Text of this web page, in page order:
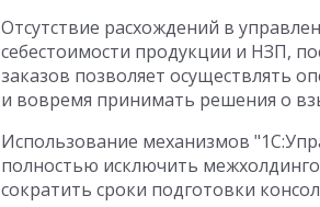
Отсутствие расхождений в
себестоимости продукции и НЗП,
заказов позволяет осуществлять
и вовремя принимать решения о
Использование механизмов
полностью исключить
сократить сроки подготовки